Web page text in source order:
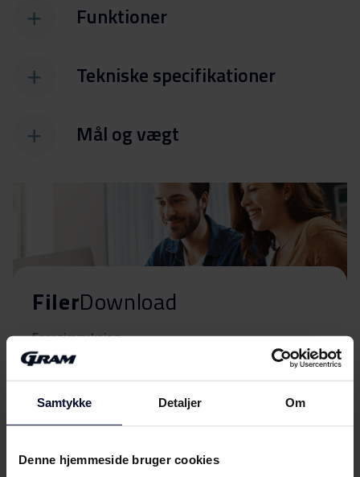
Samtykke Detaljer Om
Denne hjemmeside bruger cookies
Funktioner
Tekniske specifikationer
Mål og vægt
FilerDownload
Energimærkning
Energilabel
Brugervejledning